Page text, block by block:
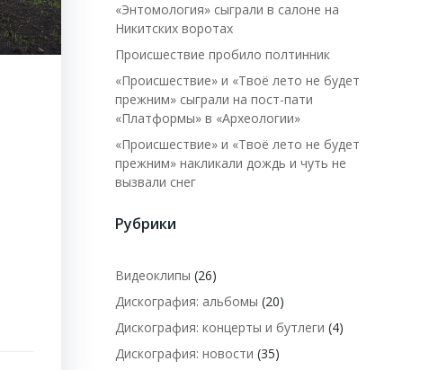
«Энтомология» сыграли в салоне на
Никитских воротах
Происшествие пробило полтинник
«Происшествие» и «Твоё лето не будет
прежним» сыграли на пост-пати
«Платформы» в «Археологии»
«Происшествие» и «Твоё лето не будет
прежним» накликали дождь и чуть не
вызвали снег
Рубрики
Видеоклипы (26)
Дискография: альбомы (20)
Дискография: концерты и бутлеги (4)
Дискография: новости (35)